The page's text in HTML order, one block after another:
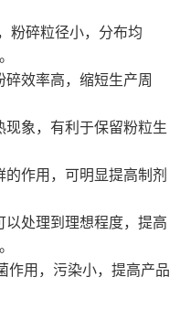
粉碎粒径小，分布均
效率高，缩短生产周
现象，有利于保留粉粒生
作用，可明显提高制剂
以处理到理想程度，提高
作用，污染小，提高产品